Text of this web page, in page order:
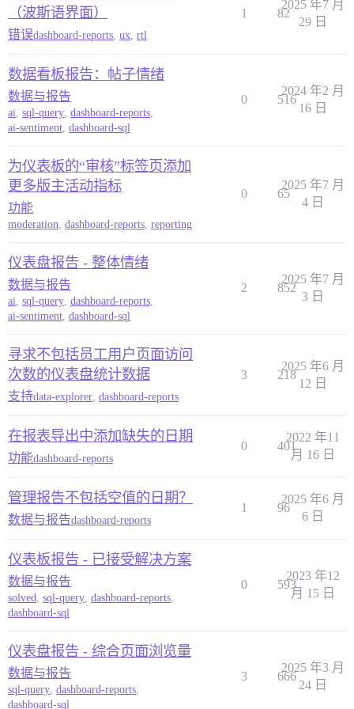
（波斯语界面）
错误dashboard-reports ux rtl
1 82
2025 年7 月
29 日
数据看板报告：帖子情绪
数据与报告
ai, sql-query, dashboard-reports,
ai-sentiment, dashboard-sql
0 516
2024 年2 月
16 日
为仪表板的“审核”标签页添加
更多版主活动指标
功能
moderation, dashboard-reports, reporting
0 65
2025 年7 月
4 日
仪表盘报告 - 整体情绪
数据与报告
ai, sql-query, dashboard-reports,
ai-sentiment, dashboard-sql
2 852
2025 年7 月
3 日
寻求不包括员工用户页面访问
次数的仪表盘统计数据
支持data-explorer dashboard-reports
3 218
2025 年6 月
12 日
在报表导出中添加缺失的日期
功能dashboard-reports
0 401
2022 年11
月 16 日
管理报告不包括空值的日期？
数据与报告dashboard-reports
1 96
2025 年6 月
6 日
仪表板报告 - 已接受解决方案
数据与报告
solved, sql-query, dashboard-reports,
dashboard-sql
0 593
2023 年12
月 15 日
仪表盘报告 - 综合页面浏览量
数据与报告
sql-query, dashboard-reports,
dashboard-sql
3 666
2025 年3 月
24 日